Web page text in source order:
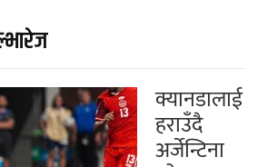
क्यानडालाई
हराउँदै
अर्जेन्टिना